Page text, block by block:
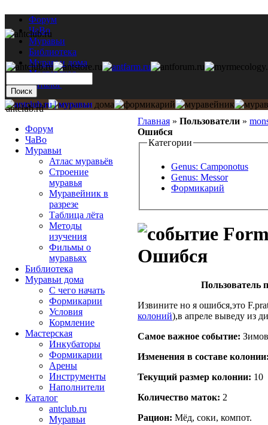
Форум
ЧаВо
Муравьи
Библиотека
Муравьи дома
Мастерская
Каталог
Главная » Пользователи »
Ошибся
Категории
Genus: Camponotus
Genus: Messor
Формикарий
Ошибся
Пользователь
Извините но я ошибся,это
колоний),в апреле выведу из
Самое важное событие:
Изменения в составе
Текущий размер кoлонии: 10
Количество маток: 2
Рацион: Мёд, соки, компот.
antclub.ru
Форум
ЧаВо
Муравьи
Атлас муравьёв
Строение
муравья
Муравейник в
разрезе
Таблица лёта
Методы
изучения
Фильмы о
муравьях
Библиотека
Муравьи дома
С чего начать
Формикарии
Условия
Кормление
Мастерская
Инкубаторы
Формикарии
Арены
Инструменты
Наполнители
Каталог
antclub.ru
Муравьи